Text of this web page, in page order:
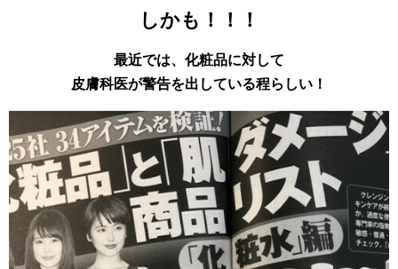
しかも！！！
最近では、化粧品に対して
皮膚科医が警告を出している程らしい！